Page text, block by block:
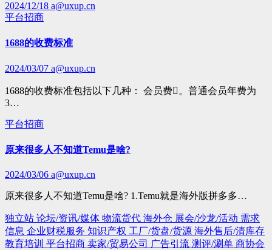
2024/12/18 a@uxup.cn
平台招商
1688的收费标准
2024/03/07 a@uxup.cn
1688的收费标准包括以下几种： 会员费。普通会员年费为
3…
平台招商
原来很多人不知道Temu是啥?
2024/03/06 a@uxup.cn
原来很多人不知道Temu是啥? 1.Temu就是海外版拼多多…
独立站 论坛/资讯/媒体 物流货代 海外仓 展会/沙龙/活动 需求
信息 企业财税服务 知识产权 工厂/货盘/货源 海外售后/清库存
教育培训 平台招商 卖家/贸易公司 广告引流 测评/涮单 商协会